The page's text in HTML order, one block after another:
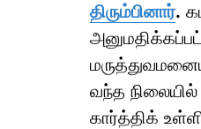
திரும்பினார்.
வந்த நிலையில்
கார்த்திக்